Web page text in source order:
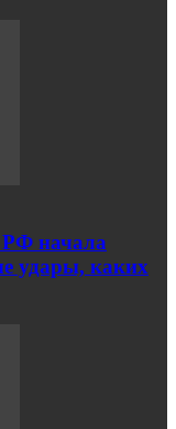
начала
удары, каких